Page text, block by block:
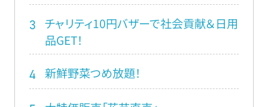
3
チャリティ10円バザーで社会貢献＆日用
品GET！
4 新鮮野菜つめ放題！